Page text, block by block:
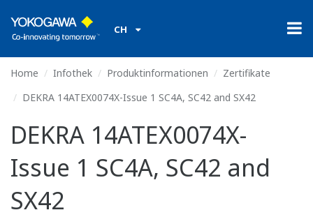
CH
Home Infothek Produktinformationen
Zertifikate
DEKRA 14ATEX0074X-Issue 1 SC4A, SC42 and SX42
DEKRA 14ATEX0074X-
Issue 1 SC4A, SC42 and
SX42